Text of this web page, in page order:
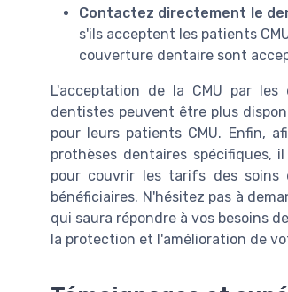
Contactez directement le
s'ils acceptent les patients
couverture dentaire sont
L'acceptation de la CMU par
dentistes peuvent être plus
pour leurs patients CMU. Enfin,
prothèses dentaires spécifiques,
pour couvrir les tarifs des soins
bénéficiaires. N'hésitez pas à
qui saura répondre à vos besoins
la protection et l'amélioration de